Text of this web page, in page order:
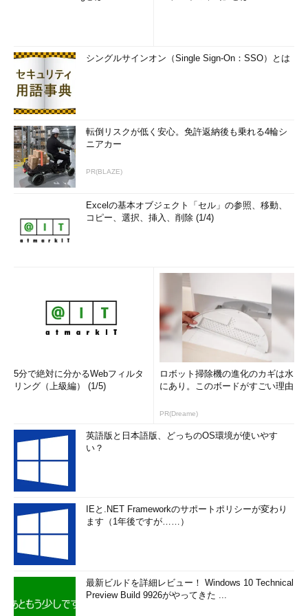
シングルサインオン（Single Sign-On：SSO）とは
転倒リスクが低く安心。免許返納後も乗れる4輪シ
ニアカー
PR(BLAZE)
Excelの基本オブジェクト「セル」の参照、移動、
コピー、選択、挿入、削除 (1/4)
5分で絶対に分かるWebフィルタ
リング（上級編） (1/5)
ロボット掃除機の進化のカギは水
にあり。このボードがすごい理由
PR(Dreame)
英語版と日本語版、どっちのOS環境が使いやす
い？
IEと.NET Frameworkのサポートポリシーが変わり
ます（1年後ですが……）
最新ビルドを詳細レビュー！ Windows 10 Technical
Preview Build 9926がやってきた ...